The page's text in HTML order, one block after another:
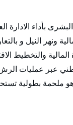
بأداء الادارة
ونهر النيل و
والتخطيط
عبر عمليات
ملحمة بطولية